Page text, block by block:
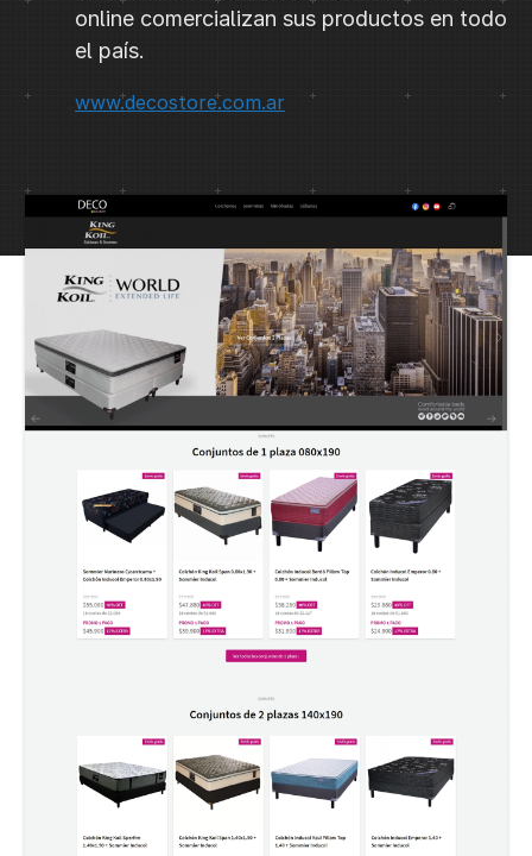
online comercializan sus productos en todo
el país.
www.decostore.com.ar